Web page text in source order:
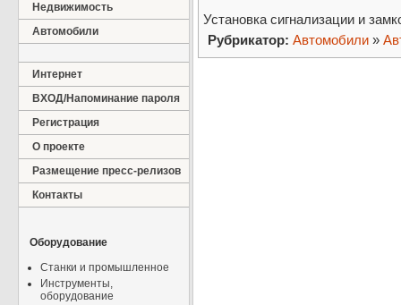
Недвижимость
Автомобили
Интернет
ВХОД/Напоминание пароля
Регистрация
О проекте
Размещение пресс-релизов
Контакты
Оборудование
Станки и промышленное
Инструменты,
оборудование
Установка сигнализации и
Рубрикатор: Автомобили »